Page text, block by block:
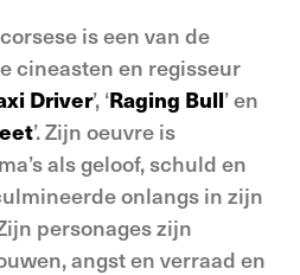
is een van de
cineasten en regisseur
Driver’, ‘Raging Bull’ en
’. Zijn oeuvre is
als geloof, schuld en
onlangs in zijn
Zijn personages zijn
angst en verraad en